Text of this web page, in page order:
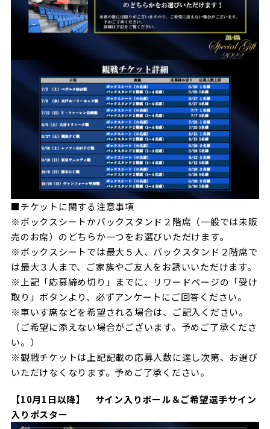
■チケットに関する注意事項
※ボックスシートかバックスタンド２階席（一般では未販
売のお席）のどちらか一つをお選びいただけます。
※ボックスシートでは最大５人、バックスタンド２階席で
は最大３人まで、ご家族やご友人をお誘いいただけます。
※上記「応募締め切り」までに、リワードページの「受け
取り」ボタンより、必ずアンケートにご回答ください。
※車いす席などを希望される場合は、ご記入ください。
（ご希望に添えない場合がございます。予めご了承くださ
い。）
※観戦チケットは上記記載の応募人数に達し次第、お選び
いただけなくなります。予めご了承ください。
【10月1日以降】 サイン入りボール＆ご希望選手サイン
入りポスター